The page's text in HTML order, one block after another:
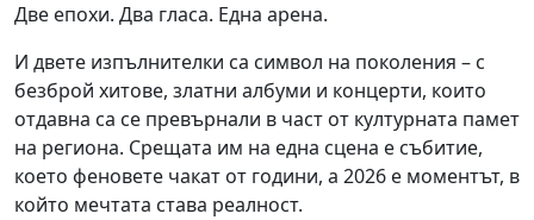
Две епохи. Два гласа. Една арена.
И двете изпълнителки са символ на поколения – с
безброй хитове, златни албуми и концерти, които
отдавна са се превърнали в част от културната памет
на региона. Срещата им на една сцена е събитие,
което феновете чакат от години, а 2026 е моментът, в
който мечтата става реалност.